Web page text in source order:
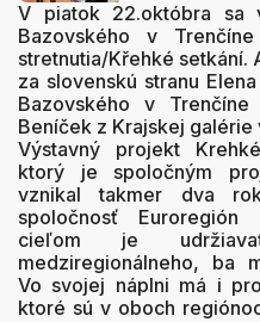
V piatok 22.októbra sa
Bazovského v
stretnutia/Křehké setkání.
za slovenskú stranu
Bazovského v
Beníček z Krajskej galérie
Výstavný projekt
ktorý je spoločným
vznikal takmer dva
spoločnosť
cieľom je
medziregionálneho, ba
Vo svojej náplni má i
ktoré sú v oboch